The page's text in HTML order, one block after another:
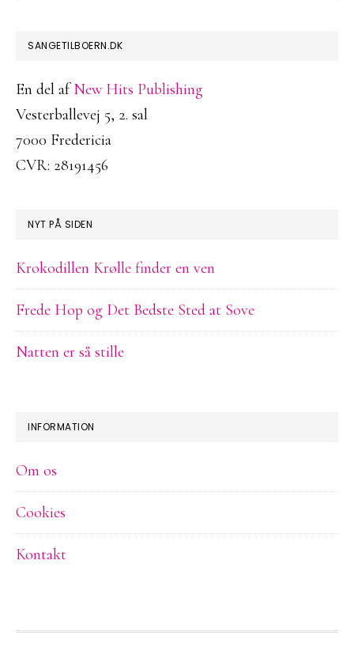
FOOTER
SANGETILBOERN.DK
En del afNew Hits Publishing
Vesterballevej 5, 2. sal
7000 Fredericia
CVR: 28191456
NYT PÅ SIDEN
Krokodillen Krølle finder en ven
Frede Hop og Det Bedste Sted at Sove
Natten er så stille
INFORMATION
Om os
Cookies
Kontakt